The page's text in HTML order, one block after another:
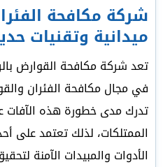
شركة مكافحة
ميدانية وتقنيات
تعد شركة مكافحة القوارض
في مجال مكافحة الفئران
تدرك مدى خطورة هذه الآفات
الممتلكات، لذلك تعتمد على
الأدوات والمبيدات الآمنة